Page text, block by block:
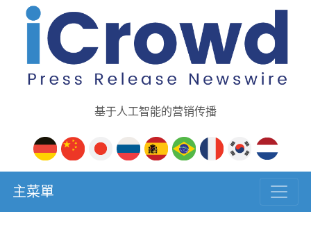
基于人工智能的营销传播
主菜單